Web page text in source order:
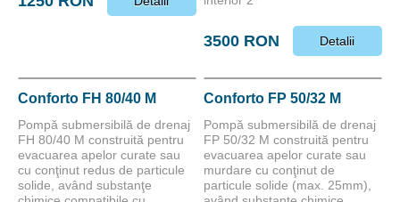
3500 RON Detalii
Conforto FH 80/40 M
Pompă submersibilă de drenaj
FH 80/40 M construită pentru
evacuarea apelor curate sau
cu conţinut redus de particule
solide, având substanţe
Conforto FP 50/32 M
Pompă submersibilă de drenaj
FP 50/32 M construită pentru
evacuarea apelor curate sau
murdare cu conţinut de
particule solide (max. 25mm),